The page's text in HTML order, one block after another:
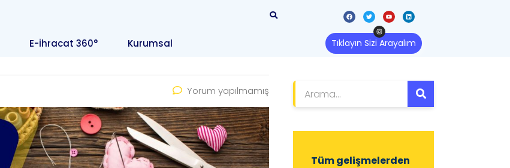
E-İhracat 360° Kurumsal Tıklayın Sizi Arayalım
Yorum yapılmamış
Tüm gelişmelerden